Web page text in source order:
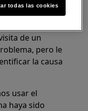
Oficial.
de un
pero le
la causa
usar el
haya sido
todas las cookies